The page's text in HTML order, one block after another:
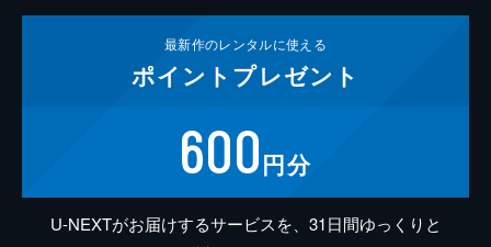
最新作のレンタルに使える
ポイント プレゼント
600円分
U-NEXTがお届けするサービスを、31日間ゆっくりと